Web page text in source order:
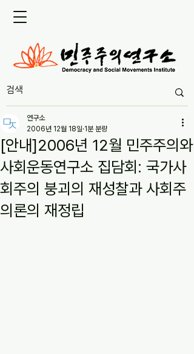
[안내]2006년 12월 민주주의와
사회운동연구소 집담회: 국가사
회주의 붕괴의 재성찰과 사회주
의론의 재정립
연구소
2006년 12월 18일 1분 분량